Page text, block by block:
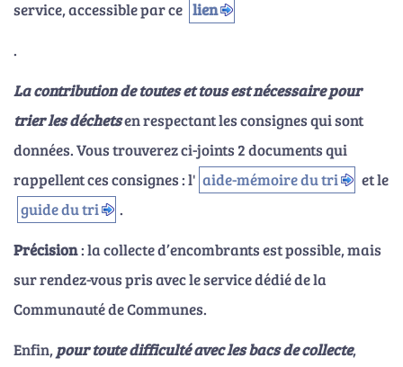
service, accessible par ce lien
.
La contribution de toutes et tous est nécessaire pour
trier les déchetsen respectant les consignes qui sont
données. Vous trouverez ci-joints 2 documents qui
rappellent ces consignes : l' aide-mémoire du tri
et le
guide du tri
.
Précision: la collecte d’encombrants est possible, mais
sur rendez-vous pris avec le service dédié de la
Communauté de Communes.
Enfin,pour toute difficulté avec les bacs de collecte,